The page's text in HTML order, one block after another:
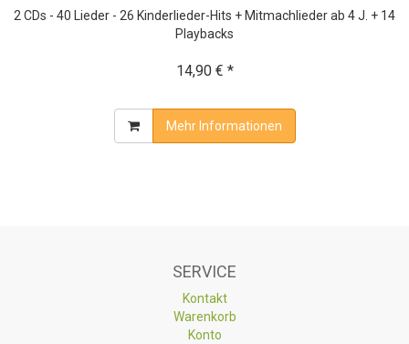
2 CDs - 40 Lieder - 26 Kinderlieder-Hits + Mitmachlieder ab 4 J. + 14
Playbacks
14,90 € *
Mehr Informationen
SERVICE
Kontakt
Warenkorb
Konto